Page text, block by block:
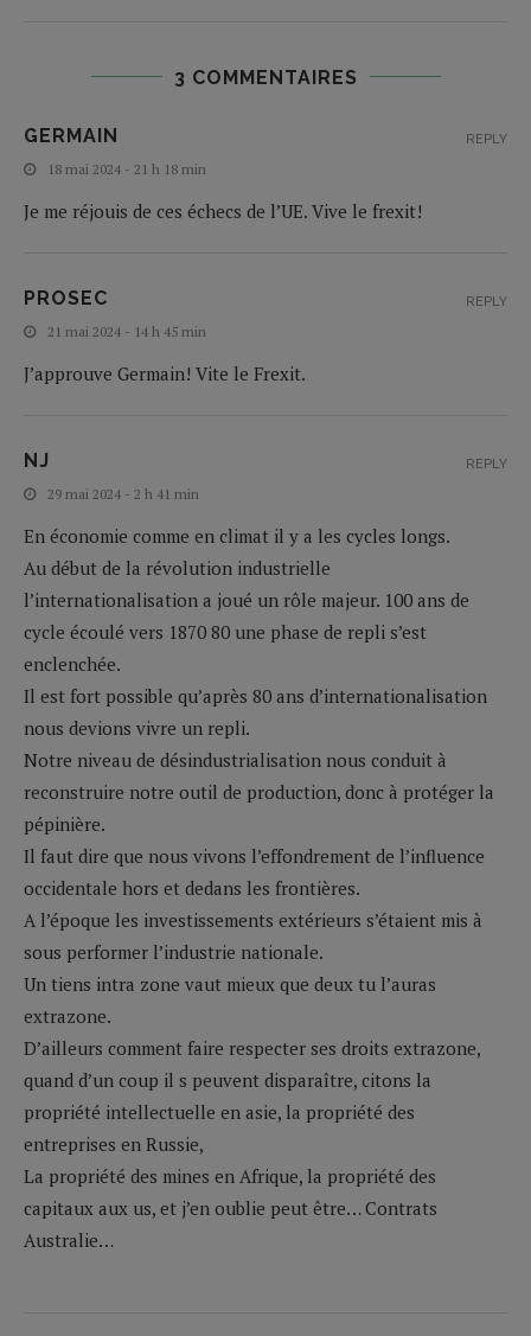
3 COMMENTAIRES
GERMAIN
18 mai 2024 - 21 h 18 min
Je me réjouis de ces échecs de l’UE. Vive le frexit!
REPLY
PROSEC
21 mai 2024 - 14 h 45 min
J’approuve Germain! Vite le Frexit.
REPLY
NJ
29 mai 2024 - 2 h 41 min
En économie comme en climat il y a les cycles longs.
Au début de la révolution industrielle
l’internationalisation a joué un rôle majeur. 100 ans de
cycle écoulé vers 1870 80 une phase de repli s’est
enclenchée.
Il est fort possible qu’après 80 ans d’internationalisation
nous devions vivre un repli.
Notre niveau de désindustrialisation nous conduit à
reconstruire notre outil de production, donc à protéger la
pépinière.
Il faut dire que nous vivons l’effondrement de l’influence
occidentale hors et dedans les frontières.
A l’époque les investissements extérieurs s’étaient mis à
sous performer l’industrie nationale.
Un tiens intra zone vaut mieux que deux tu l’auras
extrazone.
D’ailleurs comment faire respecter ses droits extrazone,
quand d’un coup il s peuvent disparaître, citons la
propriété intellectuelle en asie, la propriété des
entreprises en Russie,
La propriété des mines en Afrique, la propriété des
capitaux aux us, et j’en oublie peut être… Contrats
Australie…
REPLY